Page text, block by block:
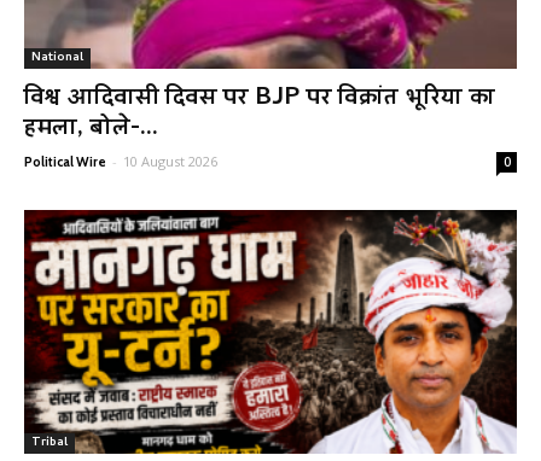
National
विश्व आदिवासी दिवस पर BJP पर विक्रांत भूरिया का
हमला, बोले-...
Political Wire - 10 August 2026 0
Tribal